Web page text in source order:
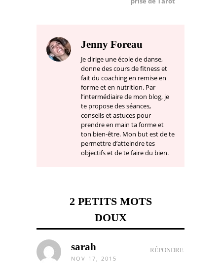
Jenny Foreau
Je dirige une école de danse,
donne des cours de fitness et
fait du coaching en remise en
forme et en nutrition. Par
l’intermédiaire de mon blog, je
te propose des séances,
conseils et astuces pour
prendre en main ta forme et
ton bien-être. Mon but est de te
permettre d’atteindre tes
objectifs et de te faire du bien.
2 PETITS MOTS
DOUX
sarah
NOV 17, 2015
RÉPONDRE